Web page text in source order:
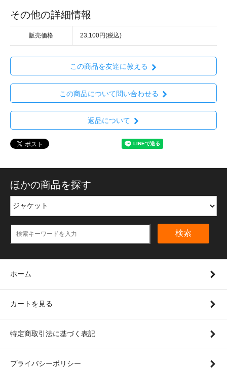
その他の詳細情報
販売価格 23,100円(税込)
この商品を友達に教える
この商品について問い合わせる
返品について
ほかの商品を探す
検索
ホーム
カートを見る
特定商取引法に基づく表記
プライバシーポリシー